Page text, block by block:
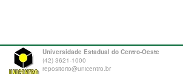
Universidade Estadual do Centro-Oeste
(42) 3621-1000
repositorio@unicentro.br